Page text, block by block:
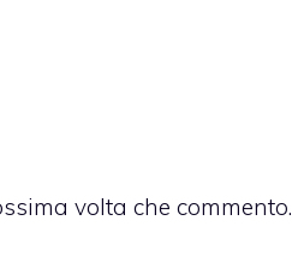
volta che commento.